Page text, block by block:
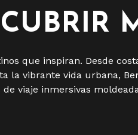
que inspiran. Desde
la vibrante vida urbana,
de viaje inmersivas